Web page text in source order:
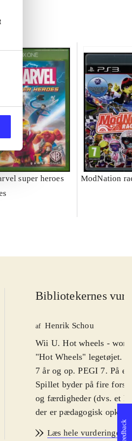
super heroes
ModNation
Bibliotekernes
af Henrik Schou
Wii U. Hot wheels -
"Hot Wheels" legetøjet.
7 år og op. PEGI 7. På
Spillet byder på fire
og færdigheder (dvs. et
der er pædagogisk
skal løses på spillets
Læs hele vurderingenFeedback